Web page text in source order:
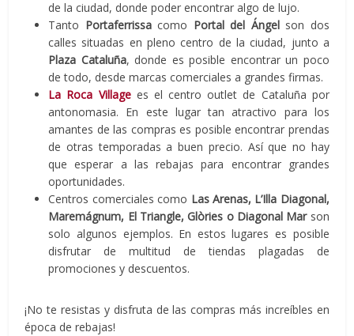
de la ciudad, donde poder encontrar algo de lujo.
Tanto Portaferrissacomo Portal del Ángelson dos
calles situadas en pleno centro de la ciudad, junto a
Plaza Cataluña, donde es posible encontrar un poco
de todo, desde marcas comerciales a grandes firmas.
La Roca Villagees el centro outlet de Cataluña por
antonomasia. En este lugar tan atractivo para los
amantes de las compras es posible encontrar prendas
de otras temporadas a buen precio. Así que no hay
que esperar a las rebajas para encontrar grandes
oportunidades.
Centros comerciales como Las Arenas, L’Illa Diagonal,
Maremágnum, El Triangle, Glòries o Diagonal Marson
solo algunos ejemplos. En estos lugares es posible
disfrutar de multitud de tiendas plagadas de
promociones y descuentos.
¡No te resistas y disfruta de las compras más increíbles en
época de rebajas!